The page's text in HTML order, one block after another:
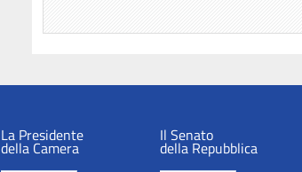
La Presidente
della Camera
Il Senato
della Repubblica